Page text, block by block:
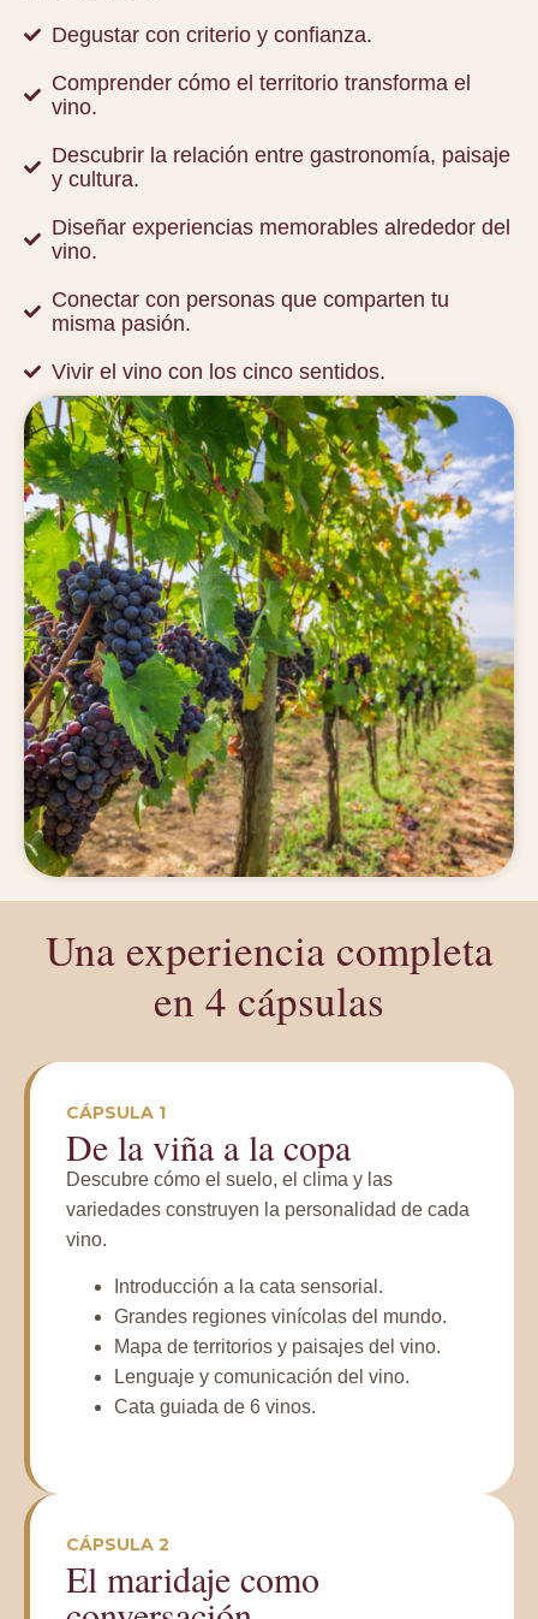
Degustar con criterio y confianza.
Comprender cómo el territorio transforma el
vino.
Descubrir la relación entre gastronomía, paisaje
y cultura.
Diseñar experiencias memorables alrededor del
vino.
Conectar con personas que comparten tu
misma pasión.
Vivir el vino con los cinco sentidos.
Una experiencia completa
en 4 cápsulas
CÁPSULA 1
De la viña a la copa
Descubre cómo el suelo, el clima y las
variedades construyen la personalidad de cada
vino.
Introducción a la cata sensorial.
Grandes regiones vinícolas del mundo.
Mapa de territorios y paisajes del vino.
Lenguaje y comunicación del vino.
Cata guiada de 6 vinos.
CÁPSULA 2
El maridaje como